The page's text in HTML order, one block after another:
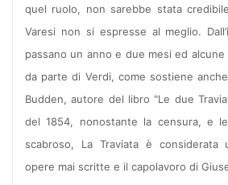
quel ruolo, non sarebbe stata
Varesi non si espresse al meglio.
passano un anno e due mesi ed
da parte di Verdi, come sostiene
Budden, autore del libro "Le due
del 1854, nonostante la censura, e
scabroso, La Traviata è considerata
opere mai scritte e il capolavoro di